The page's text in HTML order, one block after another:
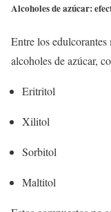
Alcoholes de azúcar:
Entre los
alcoholes de azúcar,
Eritritol
Xilitol
Sorbitol
Maltitol